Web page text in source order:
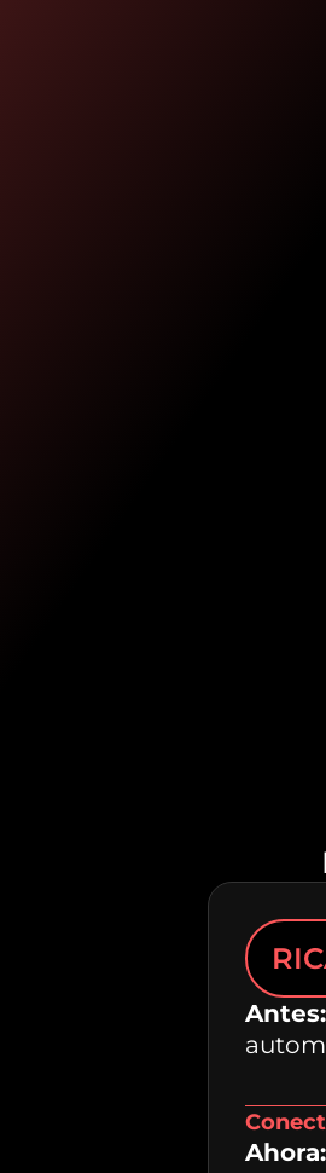
Antes:
Ahora: